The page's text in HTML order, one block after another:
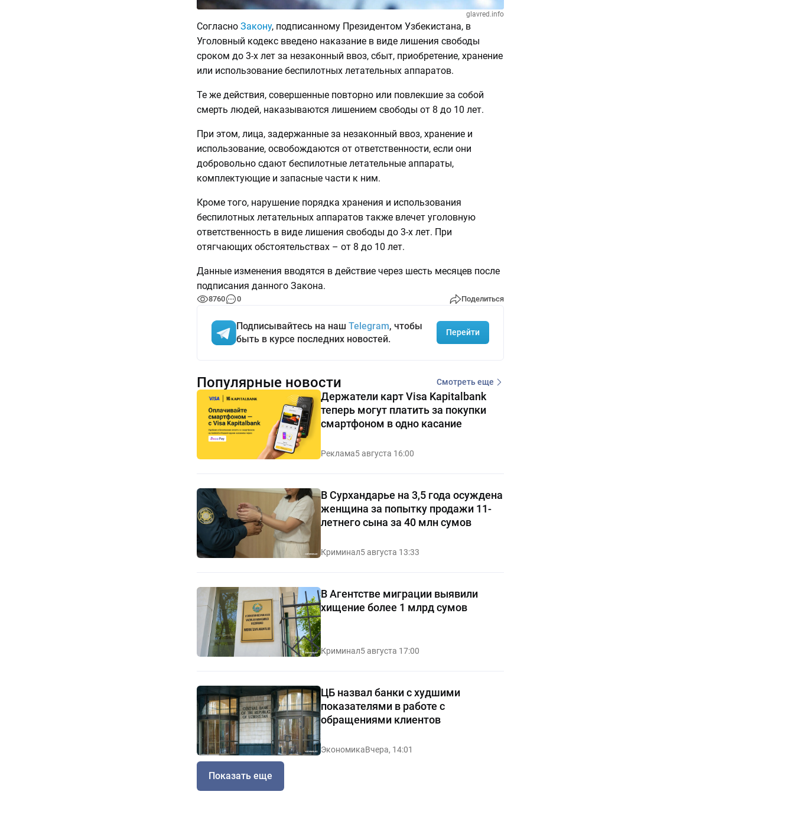
glavred.info
Согласно Закону, подписанному Президентом Узбекистана, в
Уголовный кодекс введено наказание в виде лишения свободы
сроком до 3-х лет за незаконный ввоз, сбыт, приобретение, хранение
или использование беспилотных летательных аппаратов.
Те же действия, совершенные повторно или повлекшие за собой
смерть людей, наказываются лишением свободы от 8 до 10 лет.
При этом, лица, задержанные за незаконный ввоз, хранение и
использование, освобождаются от ответственности, если они
добровольно сдают беспилотные летательные аппараты,
комплектующие и запасные части к ним.
Кроме того, нарушение порядка хранения и использования
беспилотных летательных аппаратов также влечет уголовную
ответственность в виде лишения свободы до 3-х лет. При
отягчающих обстоятельствах – от 8 до 10 лет.
Данные изменения вводятся в действие через шесть месяцев после
подписания данного Закона.
8760 0 Поделиться
Подписывайтесь на наш Telegram, чтобы
быть в курсе последних новостей.
Перейти
Популярные новости Смотреть еще
Держатели карт Visa Kapitalbank
теперь могут платить за покупки
смартфоном в одно касание
Реклама5 августа 16:00
В Сурхандарье на 3,5 года осуждена
женщина за попытку продажи 11-
летнего сына за 40 млн сумов
Криминал5 августа 13:33
В Агентстве миграции выявили
хищение более 1 млрд сумов
Криминал5 августа 17:00
ЦБ назвал банки с худшими
показателями в работе с
обращениями клиентов
ЭкономикаВчера, 14:01
Показать еще